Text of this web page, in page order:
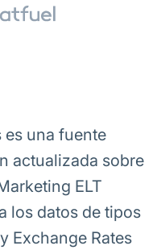
es una fuente
actualizada sobre
ELT
los datos de tipos
Exchange Rates